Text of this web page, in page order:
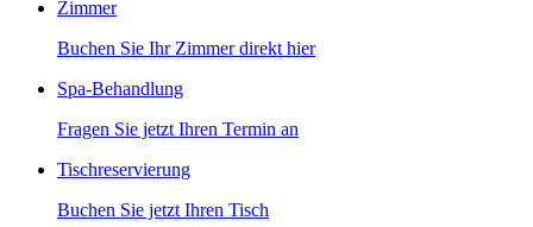
Zimmer
Buchen Sie Ihr Zimmer direkt hier
Spa-Behandlung
Fragen Sie jetzt Ihren Termin an
Tischreservierung
Buchen Sie jetzt Ihren Tisch